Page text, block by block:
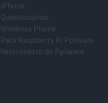
iPhone
Questionários
Windows Phone
Pack Raspberry Pi Pplware
Velocímetro do Pplware